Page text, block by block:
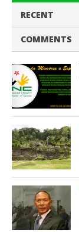
RECENT
COMMENTS